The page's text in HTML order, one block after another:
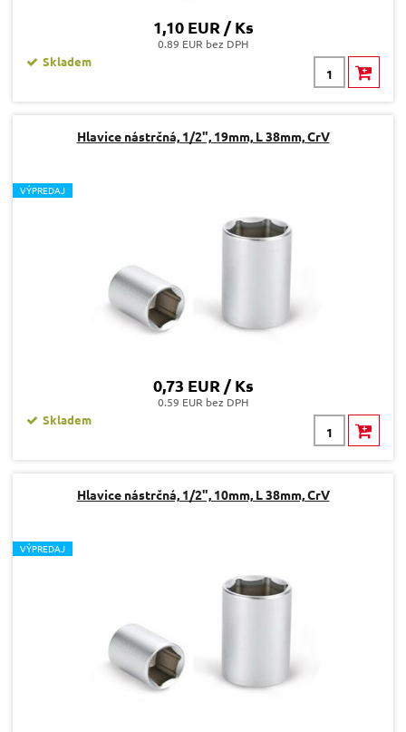
1,10 EUR / Ks
0.89 EUR bez DPH
Skladem
Hlavice nástrčná, 1/2", 19mm, L 38mm, CrV
VÝPREDAJ
0,73 EUR / Ks
0.59 EUR bez DPH
Skladem
Hlavice nástrčná, 1/2", 10mm, L 38mm, CrV
VÝPREDAJ